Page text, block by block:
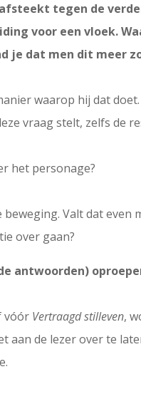
tegen de
voor een vloek.
je dat men dit meer
waarop hij dat
vraag stelt, zelfs de
het personage?
Valt dat even
over gaan?
antwoorden)
vóór Vertraagd stilleven,
aan de lezer over te